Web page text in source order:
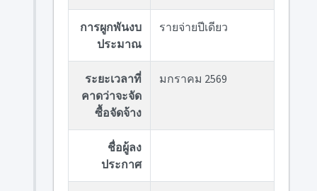
การผูกพันงบ
ประมาณ
รายจ่ายปีเดียว
ระยะเวลาที่
คาดว่าจะจัด
ซื้อจัดจ้าง
มกราคม 2569
ชื่อผู้ลง
ประกาศ